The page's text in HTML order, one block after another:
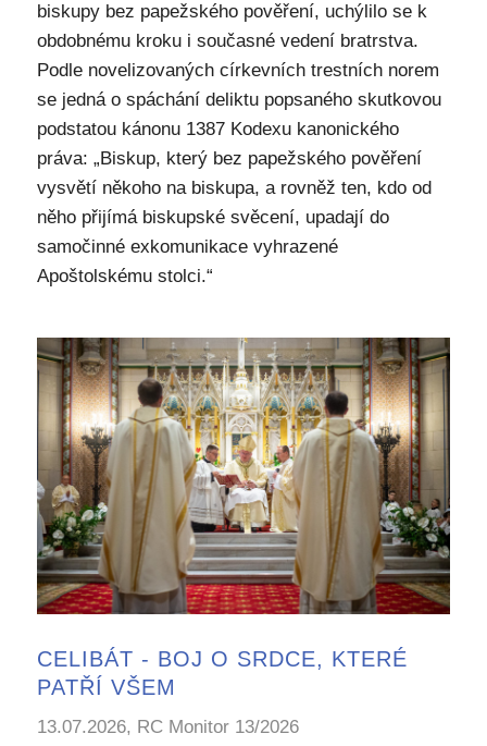
biskupy bez papežského pověření, uchýlilo se k
obdobnému kroku i současné vedení bratrstva.
Podle novelizovaných církevních trestních norem
se jedná o spáchání deliktu popsaného skutkovou
podstatou kánonu 1387 Kodexu kanonického
práva: „Biskup, který bez papežského pověření
vysvětí někoho na biskupa, a rovněž ten, kdo od
něho přijímá biskupské svěcení, upadají do
samočinné exkomunikace vyhrazené
Apoštolskému stolci.“
CELIBÁT - BOJ O SRDCE, KTERÉ
PATŘÍ VŠEM
13.07.2026, RC Monitor 13/2026